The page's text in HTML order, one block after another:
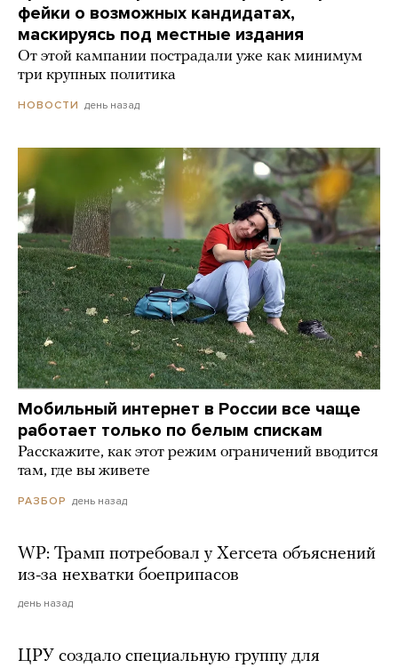
фейки о возможных кандидатах,
маскируясь под местные издания
От этой кампании пострадали уже как минимум
три крупных политика
НОВОСТИ день назад
Мобильный интернет в России все чаще
работает только по белым спискам
Расскажите, как этот режим ограничений вводится
там, где вы живете
РАЗБОР день назад
WP: Трамп потребовал у Хегсета объяснений
из-за нехватки боеприпасов
день назад
ЦРУ создало специальную группу для